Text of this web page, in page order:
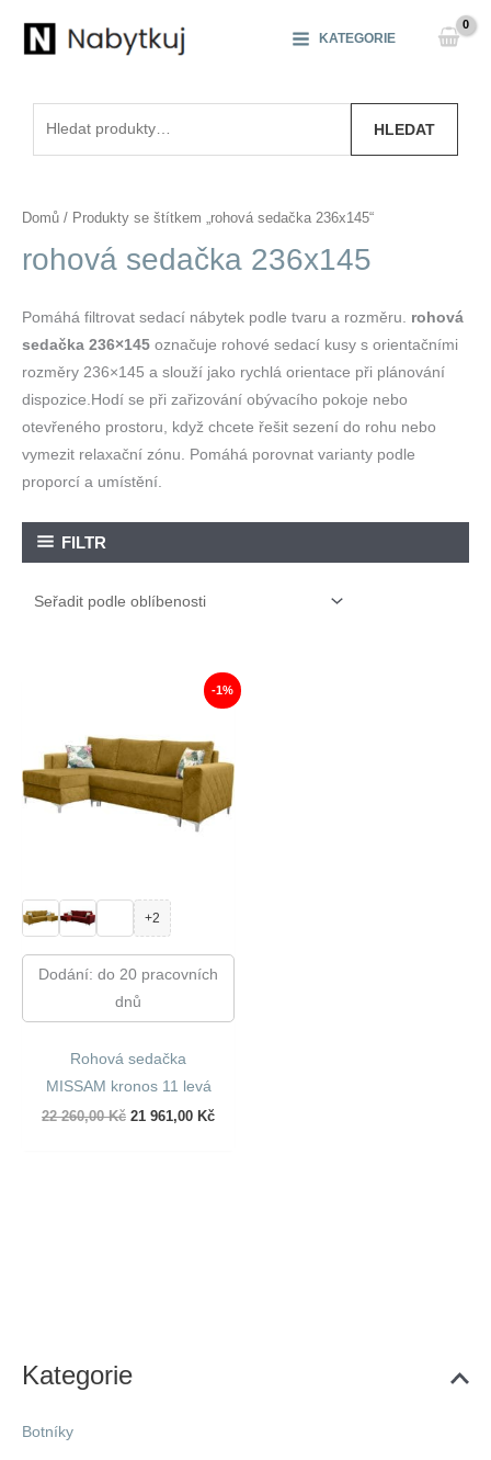
KATEGORIE
HLEDAT
Kategorie
Botníky
Domů / Produkty se štítkem „rohová sedačka 236x145“
rohová sedačka 236x145
Pomáhá filtrovat sedací nábytek podle tvaru a rozměru. rohová
sedačka 236×145 označuje rohové sedací kusy s orientačními
rozměry 236×145 a slouží jako rychlá orientace při plánování
dispozice.Hodí se při zařizování obývacího pokoje nebo
otevřeného prostoru, když chcete řešit sezení do rohu nebo
vymezit relaxační zónu. Pomáhá porovnat varianty podle
proporcí a umístění.
FILTR
-1%
+2
Dodání: do 20 pracovních
dnů
Rohová sedačka
MISSAM kronos 11 levá
22 260,00Kč Původní
21 961,00 KčAktuální